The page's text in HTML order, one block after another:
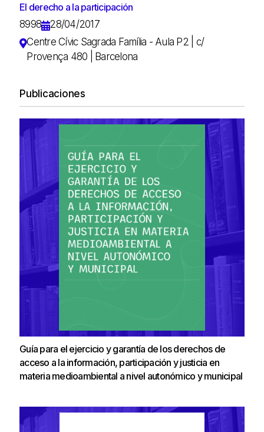
El derecho a la participación
8998
28/04/2017
Centre Cívic Sagrada Família - Aula P2 | c/
Provença 480 | Barcelona
Publicaciones
Guía para el ejercicio y garantía de los derechos de
acceso a la información, participación y justicia en
materia medioambiental a nivel autonómico y municipal